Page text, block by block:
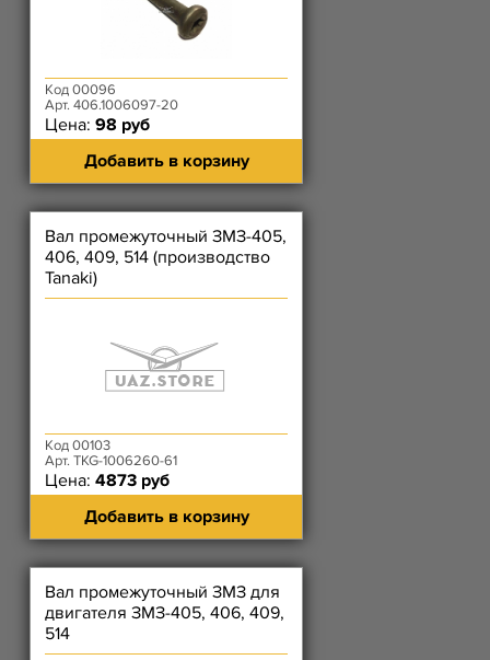
Код 00096
Арт. 406.1006097-20
Цена: 98 руб
Добавить в корзину
Вал промежуточный ЗМЗ-405,
406, 409, 514 (производство
Tanaki)
Код 00103
Арт. TKG-1006260-61
Цена: 4873 руб
Добавить в корзину
Вал промежуточный ЗМЗ для
двигателя ЗМЗ-405, 406, 409,
514